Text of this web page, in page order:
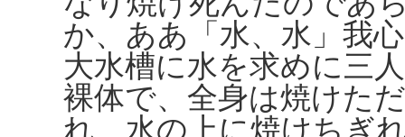
か、ああ「水、水」我
大水槽に水を求めに三
裸体で、全身は焼けた
れ、水の上に焼けちぎ